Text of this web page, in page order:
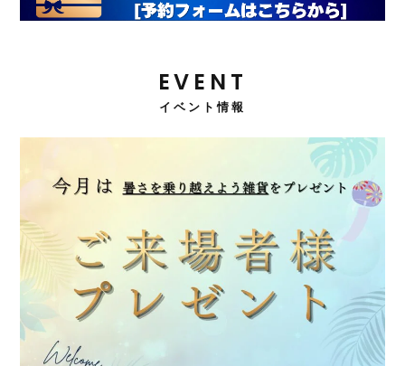
EVENT
イベント情報